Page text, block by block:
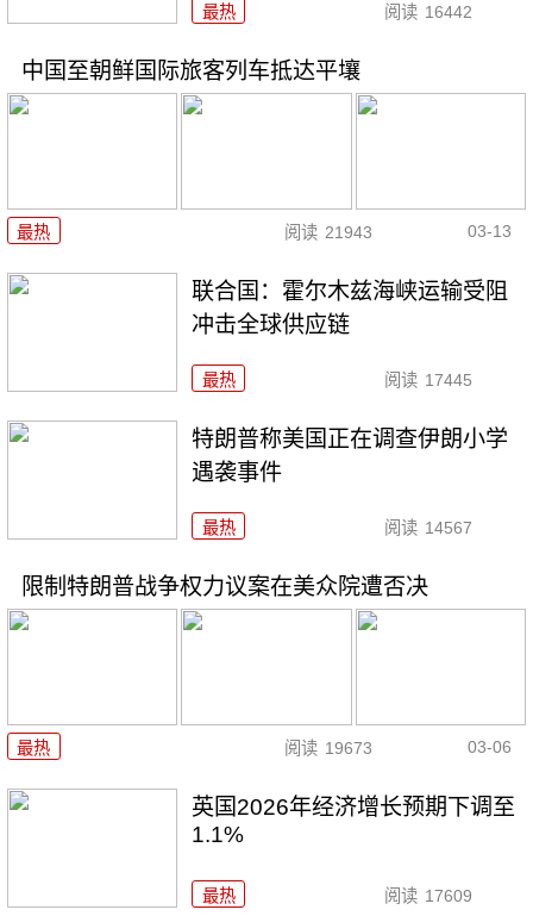
最热 阅读 16442
中国至朝鲜国际旅客列车抵达平壤
最热 阅读 21943 03-13
联合国：霍尔木兹海峡运输受阻
冲击全球供应链
最热 阅读 17445
特朗普称美国正在调查伊朗小学
遇袭事件
最热 阅读 14567
限制特朗普战争权力议案在美众院遭否决
最热 阅读 19673 03-06
英国2026年经济增长预期下调至
1.1%
最热 阅读 17609